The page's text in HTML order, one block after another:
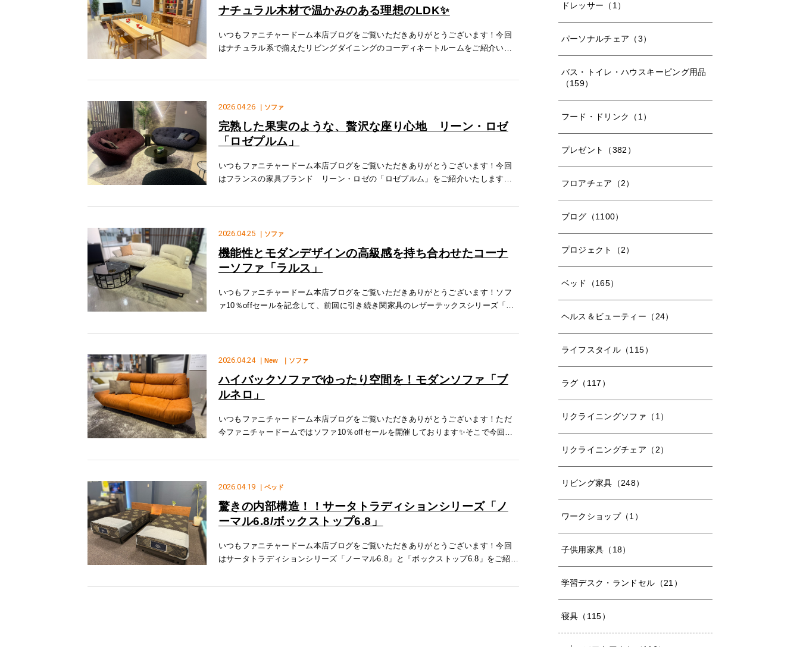
ナチュラル木材で温かみのある理想のLDK✨
いつもファニチャードーム本店ブログをご覧いただきありがとうございます！今回
はナチュラル系で揃えたリビングダイニングのコーディネートルームをご紹介いた
2026.04.26 ｜ソファ
完熟した果実のような、贅沢な座り心地 リーン・ロゼ
「ロゼプルム」
いつもファニチャードーム本店ブログをご覧いただきありがとうございます！今回
はフランスの家具ブランド リーン・ロゼの「ロゼプルム」をご紹介いたします！
囲気を出している
2026.04.25 ｜ソファ
機能性とモダンデザインの高級感を持ち合わせたコーナ
ーソファ「ラルス」
いつもファニチャードーム本店ブログをご覧いただきありがとうございます！ソフ
ァ10％offセールを記念して、前回に引き続き関家具のレザーテックスシリーズ「ラ
部分と2
2026.04.24 ｜New ｜ソファ
ハイバックソファでゆったり空間を！モダンソファ「ブ
ルネロ」
いつもファニチャードーム本店ブログをご覧いただきありがとうございます！ただ
今ファニチャードームではソファ10％offセールを開催しております✨そこで今回は
す！特徴１.ゆ
2026.04.19 ｜ベッド
驚きの内部構造！！サータトラディションシリーズ「ノ
ーマル6.8/ボックストップ6.8」
いつもファニチャードーム本店ブログをご覧いただきありがとうございます！今回
はサータトラディションシリーズ「ノーマル6.8」と「ボックストップ6.8」をご紹介
すが、
ドレッサー（1）
パーソナルチェア（3）
バス・トイレ・ハウスキーピング用品
（159）
フード・ドリンク（1）
プレゼント（382）
フロアチェア（2）
ブログ（1100）
プロジェクト（2）
ベッド（165）
ヘルス＆ビューティー（24）
ライフスタイル（115）
ラグ（117）
リクライニングソファ（1）
リクライニングチェア（2）
リビング家具（248）
ワークショップ（1）
子供用家具（18）
学習デスク・ランドセル（21）
寝具（115）